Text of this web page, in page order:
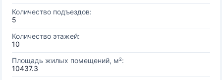
Количество подъездов:
5
Количество этажей:
10
Площадь жилых помещений, м²:
10437.3